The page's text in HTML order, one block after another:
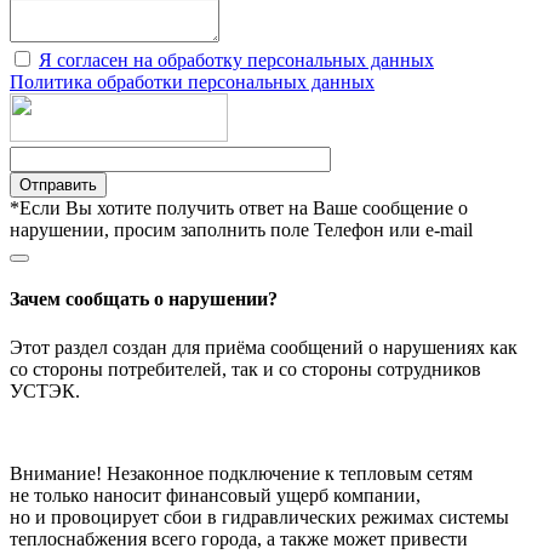
Я согласен на обработку персональных данных
Политика обработки персональных данных
Отправить
*Если Вы хотите получить ответ на Ваше сообщение о
нарушении, просим заполнить поле Телефон или e-mail
Зачем сообщать о нарушении?
Этот раздел создан для приёма сообщений о нарушениях как
со стороны потребителей, так и со стороны сотрудников
УСТЭК.
Внимание! Незаконное подключение к тепловым сетям
не только наносит финансовый ущерб компании,
но и провоцирует сбои в гидравлических режимах системы
теплоснабжения всего города, а также может привести